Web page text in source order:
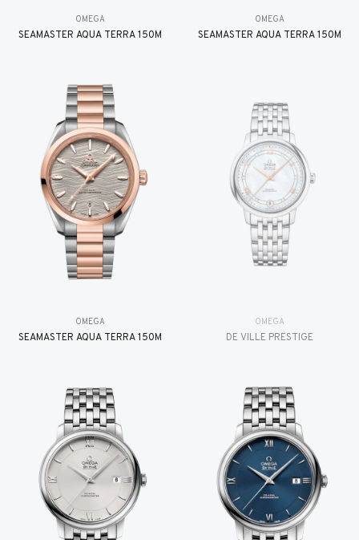
OMEGA
SEAMASTER AQUA TERRA 150M
OMEGA
SEAMASTER AQUA TERRA 150M
OMEGA
SEAMASTER AQUA TERRA 150M
OMEGA
DE VILLE PRESTIGE